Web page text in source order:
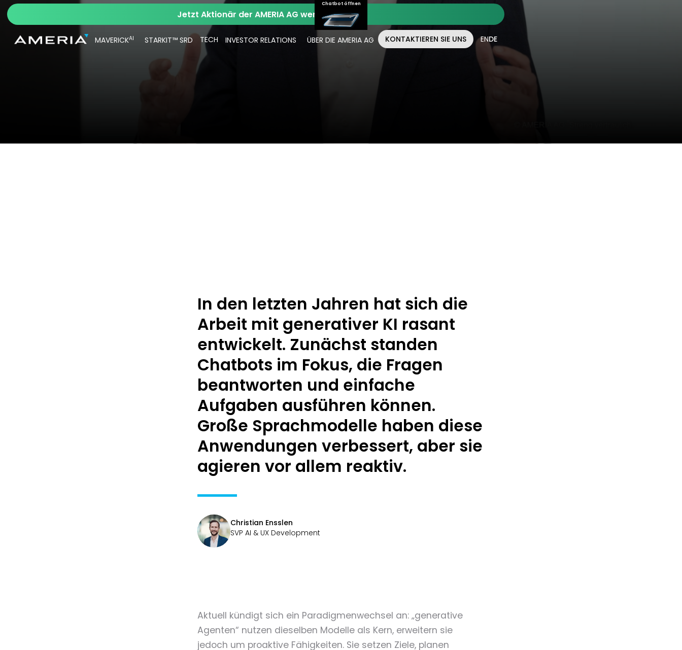
Chatbot öffnen
Jetzt Aktionär der AMERIA AG werden.
MAVERICKAI STARKIT™ SRD TECH INVESTOR RELATIONS ÜBER DIE AMERIA AG KONTAKTIEREN SIE UNS ENDE
SVP AI & UX Development
In den letzten Jahren hat sich die
Arbeit mit generativer KI rasant
entwickelt. Zunächst standen
Chatbots im Fokus, die Fragen
beantworten und einfache
Aufgaben ausführen können.
Große Sprachmodelle haben diese
Anwendungen verbessert, aber sie
agieren vor allem reaktiv.
Christian Ensslen
SVP AI & UX Development
Aktuell kündigt sich ein Paradigmenwechsel an: „generative
Agenten“ nutzen dieselben Modelle als Kern, erweitern sie
jedoch um proaktive Fähigkeiten. Sie setzen Ziele, planen